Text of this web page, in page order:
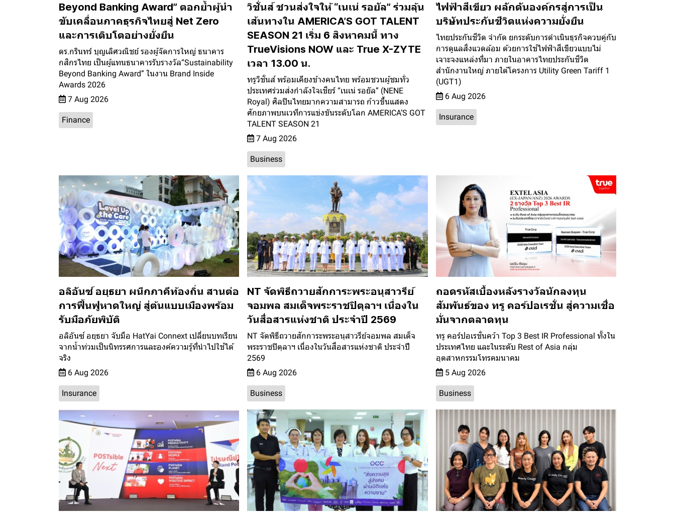
Beyond Banking Award” ตอกย้ำผู้นำ
ขับเคลื่อนภาคธุรกิจไทยสู่ Net Zero
และการเติบโตอย่างยั่งยืน
ดร.กรินทร์ บุญเลิศวณิชย์ รองผู้จัดการใหญ่ ธนาคาร
กสิกรไทย เป็นผู้แทนธนาคารรับรางวัล“Sustainability
Beyond Banking Award” ในงาน Brand Inside
Awards 2026
7 Aug 2026
Finance
วิชั่นส์ ชวนส่งใจให้ “เนเน่ รอยัล” ร่วมลุ้น
เส้นทางใน AMERICA’S GOT TALENT
SEASON 21 เริ่ม 6 สิงหาคมนี้ ทาง
TrueVisions NOW และ True X-ZYTE
เวลา 13.00 น.
ทรูวิชั่นส์ พร้อมเคียงข้างคนไทย พร้อมชวนผู้ชมทั่ว
ประเทศร่วมส่งกำลังใจเชียร์ “เนเน่ รอยัล” (NENE
Royal) ศิลปินไทยมากความสามารถ ก้าวขึ้นแสดง
ศักยภาพบนเวทีการแข่งขันระดับโลก AMERICA’S GOT
TALENT SEASON 21
7 Aug 2026
Business
ไฟฟ้าสีเขียว ผลักดันองค์กรสู่การเป็น
บริษัทประกันชีวิตแห่งความยั่งยืน
ไทยประกันชีวิต จำกัด ยกระดับการดำเนินธุรกิจควบคู่กับ
การดูแลสิ่งแวดล้อม ด้วยการใช้ไฟฟ้าสีเขียวแบบไม่
เจาะจงแหล่งที่มา ภายในอาคารไทยประกันชีวิต
สำนักงานใหญ่ ภายใต้โครงการ Utility Green Tariff 1
(UGT1)
6 Aug 2026
Insurance
อลิอันซ์ อยุธยา ผนึกภาคีท้องถิ่น สานต่อ
การฟื้นฟูหาดใหญ่ สู่ต้นแบบเมืองพร้อม
รับมือภัยพิบัติ
อลิอันซ์ อยุธยา จับมือ HatYai Connext เปลี่ยนบทเรียน
จากน้ำท่วมเป็นนิทรรศการและองค์ความรู้ที่นำไปใช้ได้
จริง
6 Aug 2026
Insurance
NT จัดพิธีถวายสักการะพระอนุสาวรีย์
จอมพล สมเด็จพระราชปิตุลาฯ เนื่องใน
วันสื่อสารแห่งชาติ ประจำปี 2569
NT จัดพิธีถวายสักการะพระอนุสาวรีย์จอมพล สมเด็จ
พระราชปิตุลาฯ เนื่องในวันสื่อสารแห่งชาติ ประจำปี
2569
6 Aug 2026
Business
ถอดรหัสเบื้องหลังรางวัลนักลงทุน
สัมพันธ์ของ ทรู คอร์ปอเรชั่น สู่ความเชื่อ
มั่นจากตลาดทุน
ทรู คอร์ปอเรชั่นคว้า Top 3 Best IR Professional ทั้งใน
ประเทศไทย และในระดับ Rest of Asia กลุ่ม
อุตสาหกรรมโทรคมนาคม
5 Aug 2026
Business